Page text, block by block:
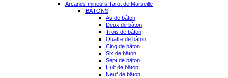
Arcanes mineurs Tarot de Marseille
BÂTONS
As de bâton
Deux de bâton
Trois de bâton
Quatre de bâton
Cinq de bâton
Six de bâton
Sept de bâton
Huit de bâton
Neuf de bâton